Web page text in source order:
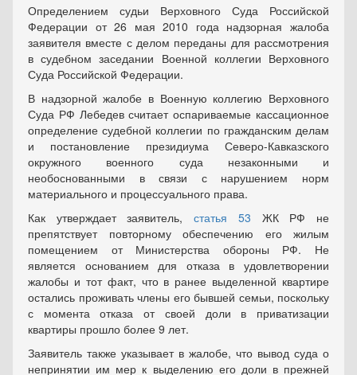
Определением судьи Верховного Суда Российской
Федерации от 26 мая 2010 года надзорная жалоба
заявителя вместе с делом переданы для рассмотрения
в судебном заседании Военной коллегии Верховного
Суда Российской Федерации.
В надзорной жалобе в Военную коллегию Верховного
Суда РФ Лебедев считает оспариваемые кассационное
определение судебной коллегии по гражданским делам
и постановление президиума Северо-Кавказского
окружного военного суда незаконными и
необоснованными в связи с нарушением норм
материального и процессуального права.
Как утверждает заявитель,статья 53 ЖК РФ не
препятствует повторному обеспечению его жилым
помещением от Министерства обороны РФ. Не
является основанием для отказа в удовлетворении
жалобы и тот факт, что в ранее выделенной квартире
остались проживать члены его бывшей семьи, поскольку
с момента отказа от своей доли в приватизации
квартиры прошло более 9 лет.
Заявитель также указывает в жалобе, что вывод суда о
непринятии им мер к выделению его доли в прежней